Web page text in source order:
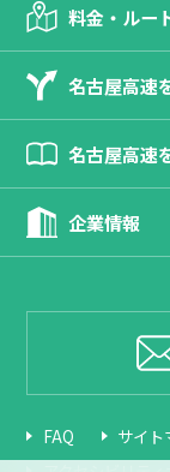
料金・ルー
名古屋高速
名古屋高速
企業情報
FAQ サイト